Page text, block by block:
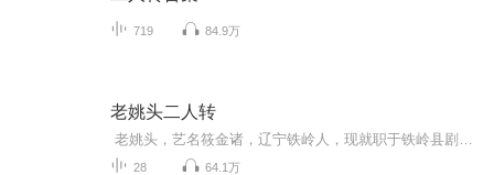
719 84.9万
老姚头二人转
28 64.1万